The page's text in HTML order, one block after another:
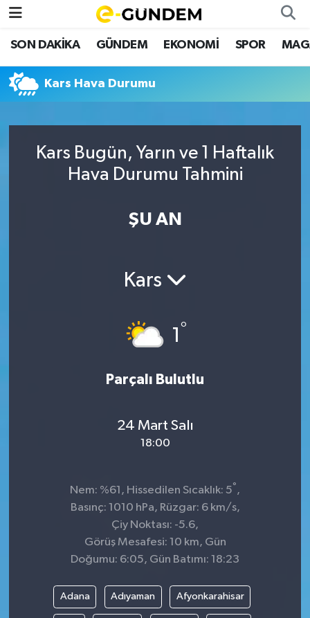
SON DAKİKA GÜNDEM EKONOMİ SPOR
Kars Hava Durumu
Kars Bugün, Yarın ve 1 Haftalık
Hava Durumu Tahmini
ŞU AN
Kars
1 °
Parçalı Bulutlu
24 Mart Salı
18:00
Nem: %61, Hissedilen Sıcaklık: 5° ,
Basınç: 1010 hPa, Rüzgar: 6 km/s,
Çiy Noktası: -5.6,
Görüş Mesafesi: 10 km, Gün
Doğumu: 6:05, Gün Batımı: 18:23
Adana Adıyaman Afyonkarahisar
SON DAKİKA
GÜNDEM
EKONOMİ
SPOR
Nöbetçi Eczaneler
Hava Durumu
Namaz Vakitleri
Trafik Durumu